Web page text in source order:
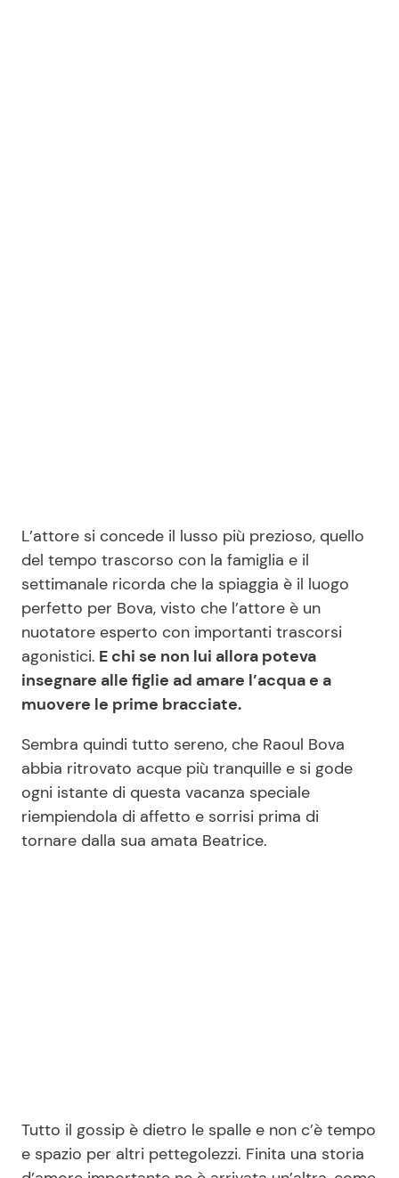
L’attore si concede il lusso più prezioso, quello
del tempo trascorso con la famiglia e il
settimanale ricorda che la spiaggia è il luogo
perfetto per Bova, visto che l’attore è un
nuotatore esperto con importanti trascorsi
agonistici. E chi se non lui allora poteva
insegnare alle figlie ad amare l’acqua e a
muovere le prime bracciate.
Sembra quindi tutto sereno, che Raoul Bova
abbia ritrovato acque più tranquille e si gode
ogni istante di questa vacanza speciale
riempiendola di affetto e sorrisi prima di
tornare dalla sua amata Beatrice.
Tutto il gossip è dietro le spalle e non c’è tempo
e spazio per altri pettegolezzi. Finita una storia